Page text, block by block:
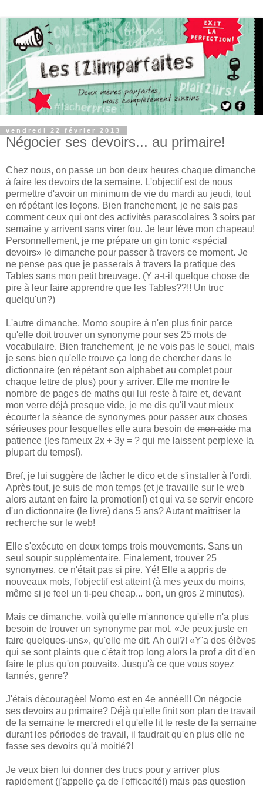
vendredi 22 février 2013
Négocier ses devoirs... au primaire!
Chez nous, on passe un bon deux heures chaque dimanche
à faire les devoirs de la semaine. L'objectif est de nous
permettre d'avoir un minimum de vie du mardi au jeudi, tout
en répétant les leçons. Bien franchement, je ne sais pas
comment ceux qui ont des activités parascolaires 3 soirs par
semaine y arrivent sans virer fou. Je leur lève mon chapeau!
Personnellement, je me prépare un gin tonic «spécial
devoirs» le dimanche pour passer à travers ce moment. Je
ne pense pas que je passerais à travers la pratique des
Tables sans mon petit breuvage. (Y a-t-il quelque chose de
pire à leur faire apprendre que les Tables??!! Un truc
quelqu'un?)
L'autre dimanche, Momo soupire à n'en plus finir parce
qu'elle doit trouver un synonyme pour ses 25 mots de
vocabulaire. Bien franchement, je ne vois pas le souci, mais
je sens bien qu'elle trouve ça long de chercher dans le
dictionnaire (en répétant son alphabet au complet pour
chaque lettre de plus) pour y arriver. Elle me montre le
nombre de pages de maths qui lui reste à faire et, devant
mon verre déjà presque vide, je me dis qu'il vaut mieux
écourter la séance de synonymes pour passer aux choses
sérieuses pour lesquelles elle aura besoin de mon aide ma
patience (les fameux 2x + 3y = ? qui me laissent perplexe la
plupart du temps!).
Bref, je lui suggère de lâcher le dico et de s'installer à l'ordi.
Après tout, je suis de mon temps (et je travaille sur le web
alors autant en faire la promotion!) et qui va se servir encore
d'un dictionnaire (le livre) dans 5 ans? Autant maîtriser la
recherche sur le web!
Elle s'exécute en deux temps trois mouvements. Sans un
seul soupir supplémentaire. Finalement, trouver 25
synonymes, ce n'était pas si pire. Yé! Elle a appris de
nouveaux mots, l'objectif est atteint (à mes yeux du moins,
même si je feel un ti-peu cheap... bon, un gros 2 minutes).
Mais ce dimanche, voilà qu'elle m'annonce qu'elle n'a plus
besoin de trouver un synonyme par mot. «Je peux juste en
faire quelques-uns», qu'elle me dit. Ah oui?! «Y'a des élèves
qui se sont plaints que c'était trop long alors la prof a dit d'en
faire le plus qu'on pouvait». Jusqu'à ce que vous soyez
tannés, genre?
J'étais découragée! Momo est en 4e année!!! On négocie
ses devoirs au primaire? Déjà qu'elle finit son plan de travail
de la semaine le mercredi et qu'elle lit le reste de la semaine
durant les périodes de travail, il faudrait qu'en plus elle ne
fasse ses devoirs qu'à moitié?!
Je veux bien lui donner des trucs pour y arriver plus
rapidement (j'appelle ça de l'efficacité!) mais pas question